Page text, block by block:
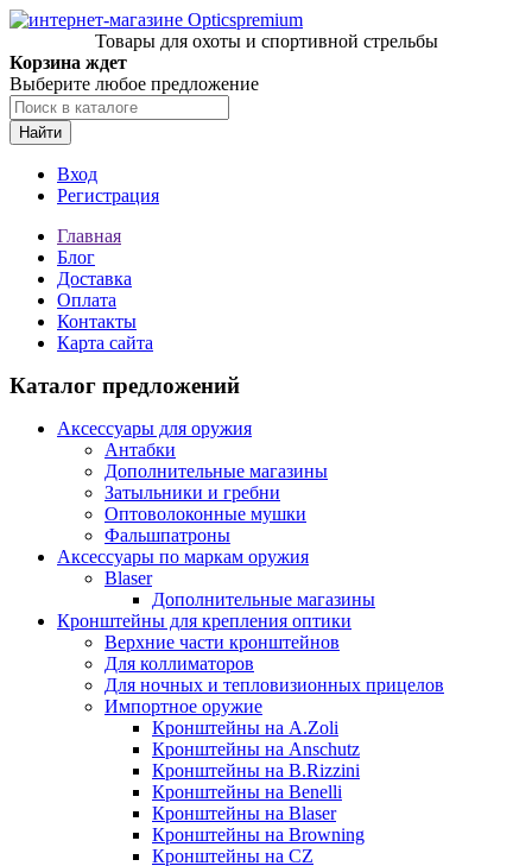
Товары для охоты и спортивной стрельбы
Корзина ждет
Выберите любое предложение
Найти
Вход
Регистрация
Главная
Блог
Доставка
Оплата
Контакты
Карта сайта
Каталог предложений
Аксессуары для оружия
Антабки
Дополнительные магазины
Затыльники и гребни
Оптоволоконные мушки
Фальшпатроны
Аксессуары по маркам оружия
Blaser
Дополнительные магазины
Кронштейны для крепления оптики
Верхние части кронштейнов
Для коллиматоров
Для ночных и тепловизионных прицелов
Импортное оружие
Кронштейны на A.Zoli
Кронштейны на Anschutz
Кронштейны на B.Rizzini
Кронштейны на Benelli
Кронштейны на Blaser
Кронштейны на Browning
Кронштейны на CZ